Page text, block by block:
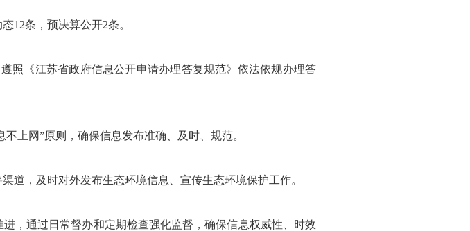
12条，预决算公开2条。
照《江苏省政府信息公开申请办理答复规范》依法依规办理答
上网‌”原则，确保信息发布准确、及时、规范。
道，及时对外发布生态环境信息、宣传生态环境保护工作。
，通过日常督办和定期检查强化监督，确保信息权威性、时效